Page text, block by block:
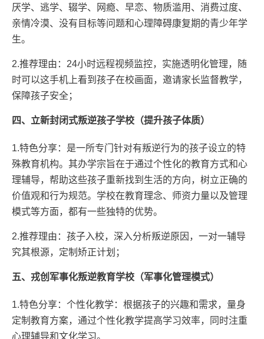
厌学、逃学、辍学、网瘾、早恋、物质滥用、消费过度、
亲情冷漠、没有目标等问题和心理障碍康复期的青少年学
生。
2.推荐理由：24小时远程视频监控，实施透明化管理，随
时可以这手机上看到孩子在校画面，邀请家长监督教学，
保障孩子安全；
四、立新封闭式叛逆孩子学校（提升孩子体质）
1.特色分享：是一所专门针对有叛逆行为的孩子设立的特
殊教育机构。其办学宗旨在于通过个性化的教育方式和心
理辅导，帮助这些孩子重新找到生活的方向，树立正确的
价值观和行为规范。学校在教育理念、师资力量以及管理
模式等方面，都有一些独特的优势。
2.推荐理由：孩子入校，深入分析叛逆原因，一对一辅导
究其根源，定制矫正计划；
五、戎创军事化叛逆教育学校（军事化管理模式）
1.特色分享：个性化教学：根据孩子的兴趣和需求，量身
定制教育方案，通过个性化教学提高学习效率，同时注重
心理辅导和文化学习。